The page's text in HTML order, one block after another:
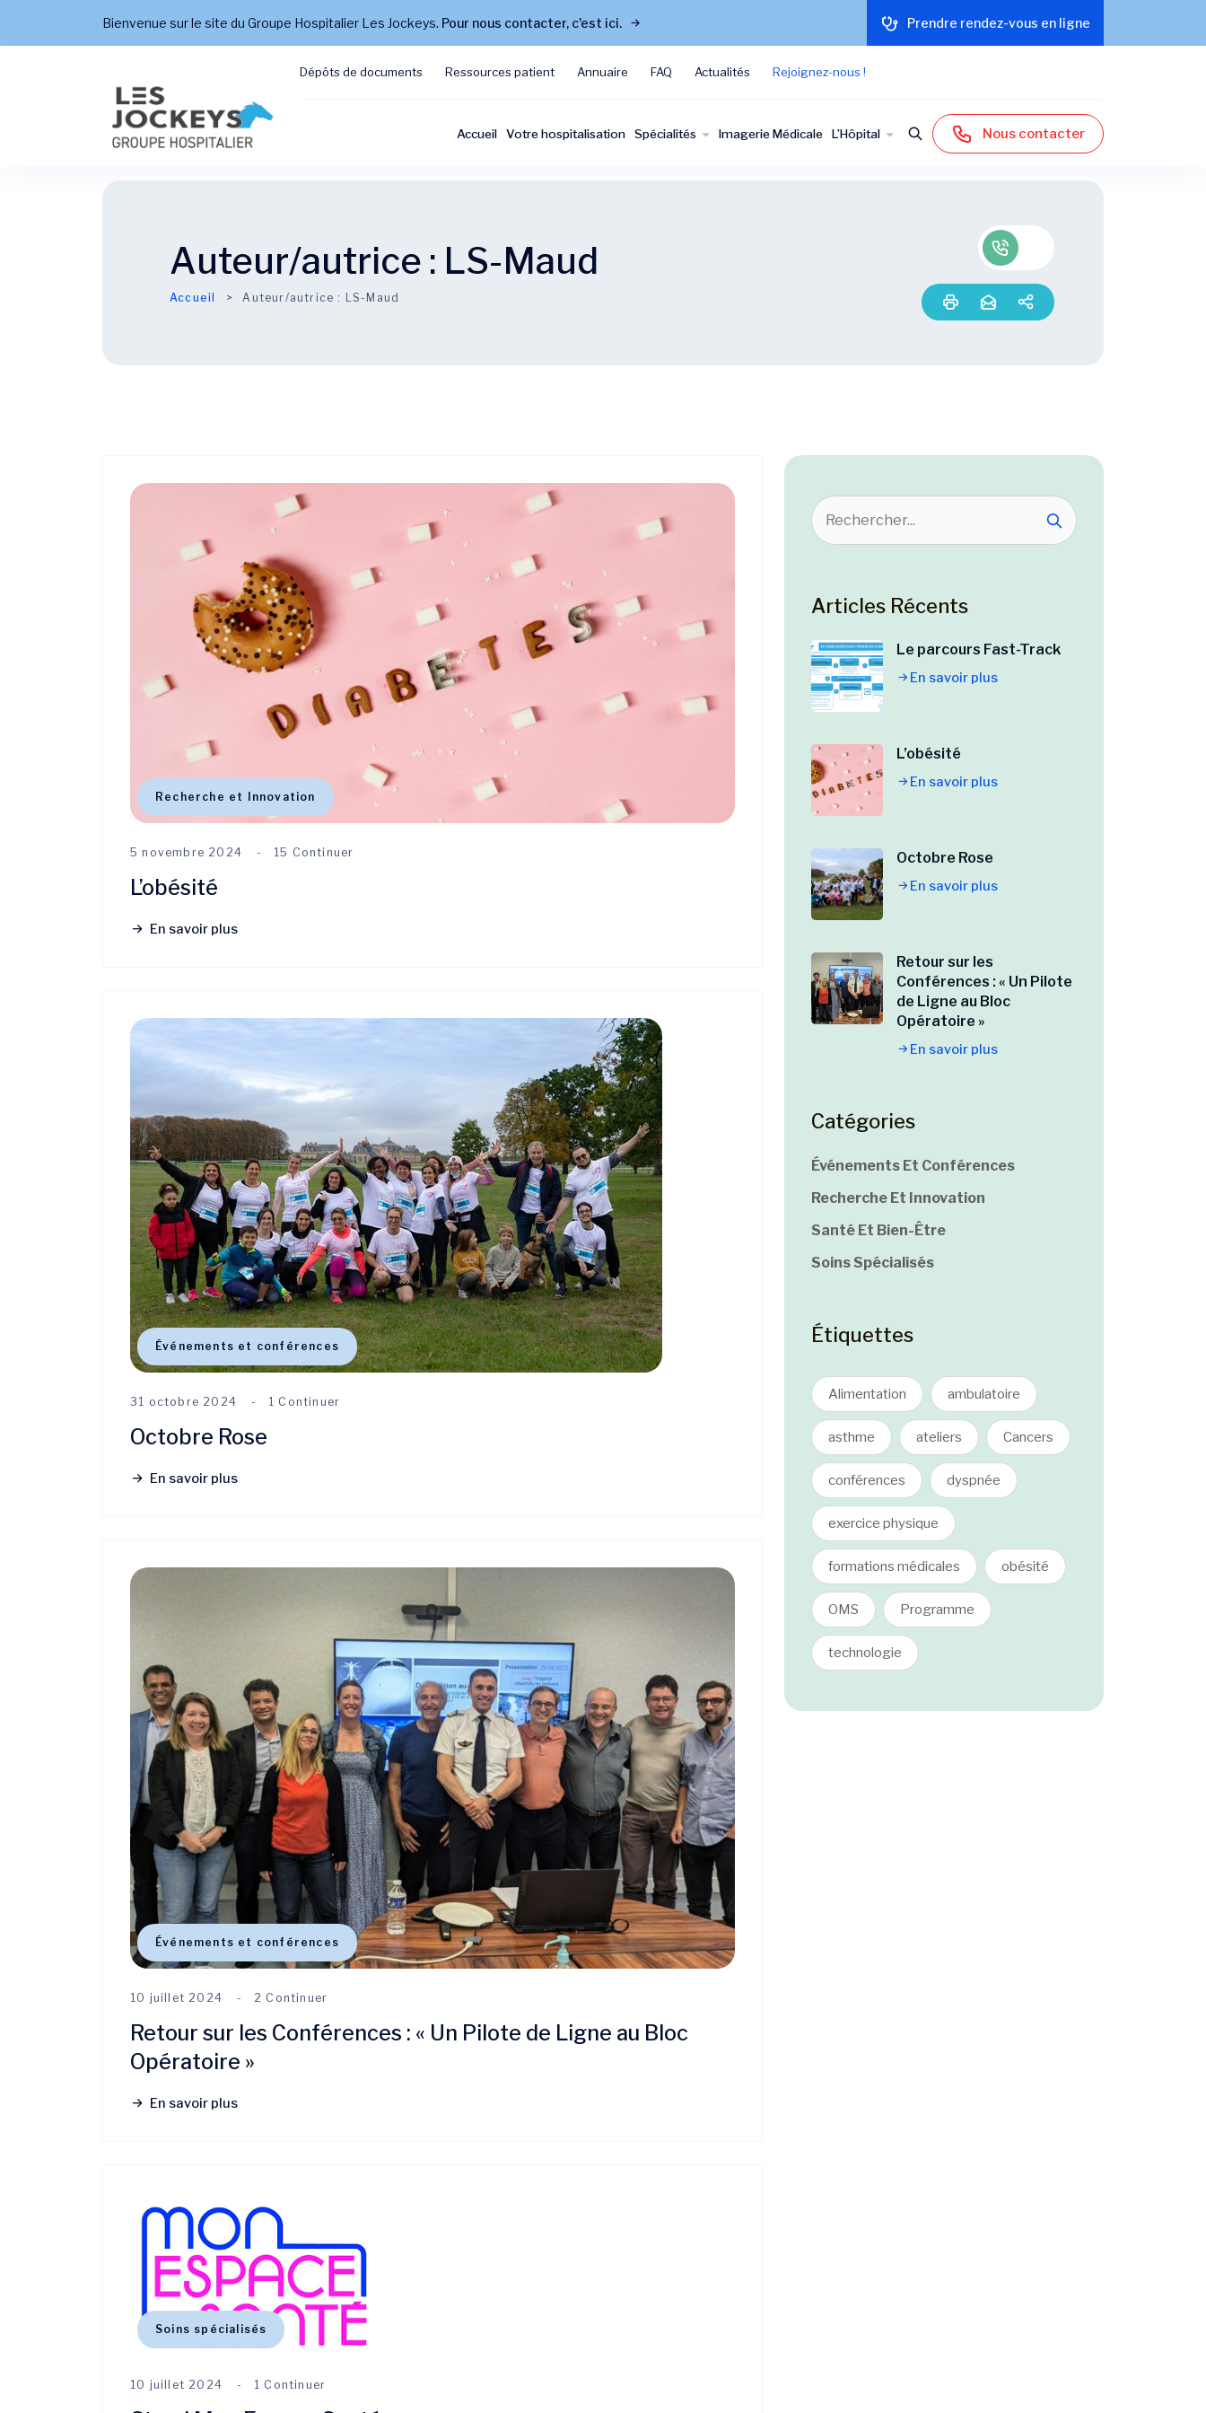
Bienvenue sur le site du Groupe Hospitalier Les Jockeys. Pour nous contacter, c'est ici. Prendre rendez-vous en ligne
Dépôts de documents Ressources patient Annuaire FAQ Actualités Rejoignez-nous !
Accueil Votre hospitalisation Spécialités Imagerie Médicale L’Hôpital Nous contacter
Auteur/autrice : LS-Maud
Accueil Auteur/autrice : LS-Maud
Recherche et Innovation
5 novembre 2024 15 Continuer
L’obésité
En savoir plus
Événements et conférences
31 octobre 2024 1 Continuer
Octobre Rose
En savoir plus
Événements et conférences
10 juillet 2024 2 Continuer
Retour sur les Conférences : « Un Pilote de Ligne au Bloc
Opératoire »
En savoir plus
Soins spécialisés
10 juillet 2024 1 Continuer
Articles Récents
Le parcours Fast-Track
En savoir plus
L’obésité
En savoir plus
Octobre Rose
En savoir plus
Retour sur les
Conférences : « Un Pilote
de Ligne au Bloc
Opératoire »
En savoir plus
Catégories
Événements Et Conférences
Recherche Et Innovation
Santé Et Bien-Être
Soins Spécialisés
Étiquettes
Alimentation ambulatoire
asthme ateliers Cancers
conférences dyspnée
exercice physique
formations médicales obésité
OMS Programme
technologie